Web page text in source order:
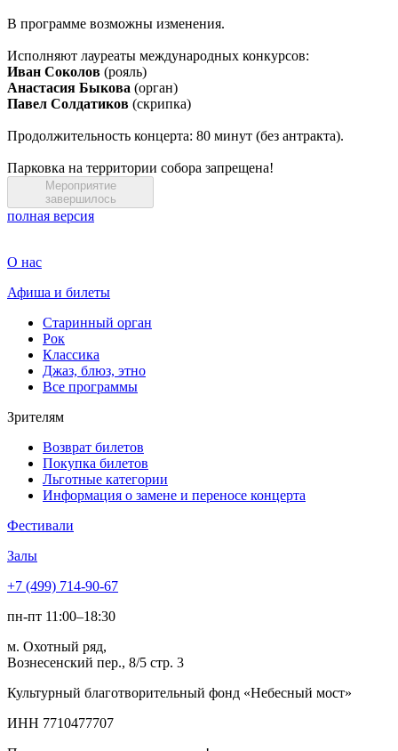
В программе возможны изменения.
Исполняют лауреаты международных конкурсов:
Иван Соколов (рояль)
Анастасия Быкова (орган)
Павел Солдатиков (скрипка)
Продолжительность концерта: 80 минут (без антракта).
Парковка на территории собора запрещена!
Мероприятие
завершилось
полная версия
О нас
Афиша и билеты
Старинный орган
Рок
Классика
Джаз, блюз, этно
Все программы
Зрителям
Возврат билетов
Покупка билетов
Льготные категории
Информация о замене и переносе концерта
Фестивали
Залы
+7 (499) 714-90-67
пн-пт 11:00–18:30
м. Охотный ряд,
Вознесенский пер., 8/5 стр. 3
Культурный благотворительный фонд «Небесный мост»
ИНН 7710477707